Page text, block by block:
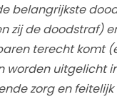
belangrijkste
zij de doodstraf)
terecht komt
worden uitgelicht
zorg en feitelijk